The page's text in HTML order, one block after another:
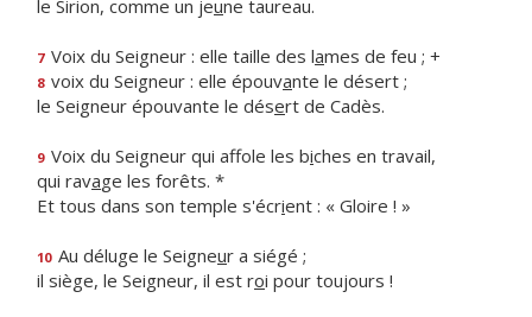
le Sirion, comme un jeune taureau.
7 Voix du Seigneur : elle taille des lames de feu ; +
8 voix du Seigneur : elle épouvante le désert ;
le Seigneur épouvante le désert de Cadès.
9 Voix du Seigneur qui affole les biches en travail,
qui ravage les forêts. *
Et tous dans son temple s'écrient : « Gloire ! »
10 Au déluge le Seigneur a siégé ;
il siège, le Seigneur, il est roi pour toujours !